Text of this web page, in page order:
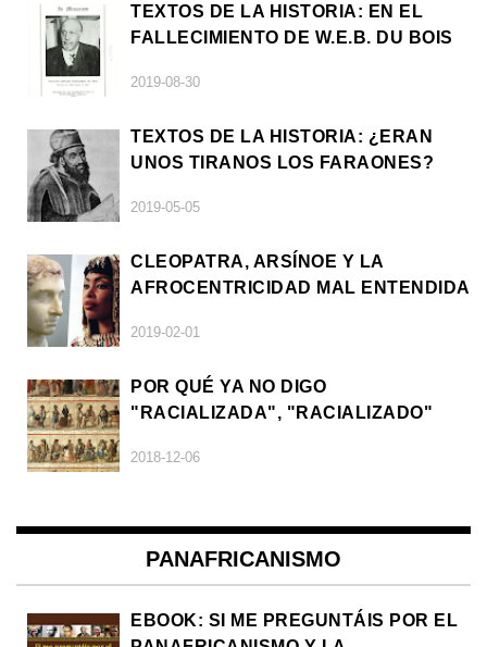
TEXTOS DE LA HISTORIA: EN EL
FALLECIMIENTO DE W.E.B. DU BOIS
2019-08-30
TEXTOS DE LA HISTORIA: ¿ERAN
UNOS TIRANOS LOS FARAONES?
2019-05-05
CLEOPATRA, ARSÍNOE Y LA
AFROCENTRICIDAD MAL ENTENDIDA
2019-02-01
POR QUÉ YA NO DIGO
"RACIALIZADA", "RACIALIZADO"
2018-12-06
PANAFRICANISMO
EBOOK: SI ME PREGUNTÁIS POR EL